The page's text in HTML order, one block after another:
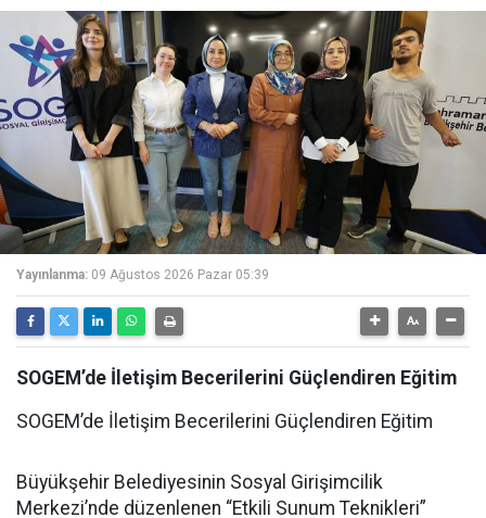
Yayınlanma: 09 Ağustos 2026 Pazar 05:39
SOGEM’de İletişim Becerilerini Güçlendiren Eğitim
SOGEM’de İletişim Becerilerini Güçlendiren Eğitim
Büyükşehir Belediyesinin Sosyal Girişimcilik
Merkezi’nde düzenlenen “Etkili Sunum Teknikleri”